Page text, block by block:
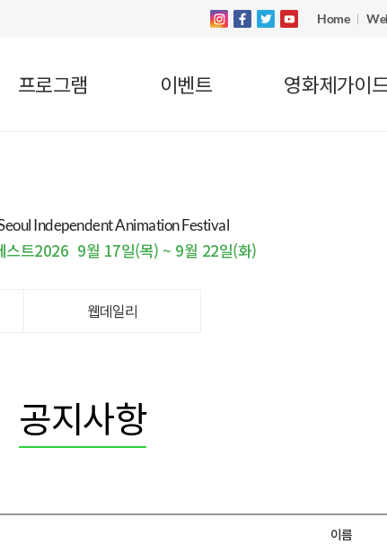
Home
프로그램 이벤트 영화제가이
Independent Animation Festival
스트2026 9월 17일(목) ~ 9월 22일(화)
웹데일리
공지사항
이름